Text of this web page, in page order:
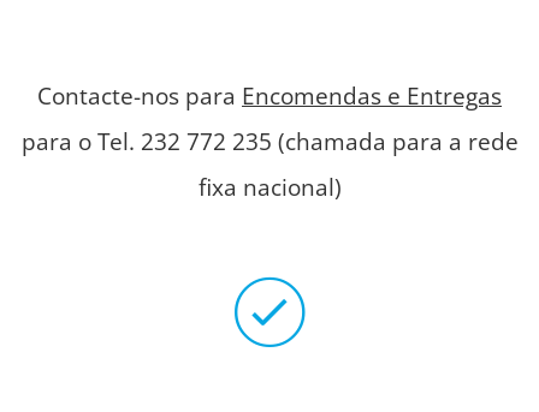
Contacte-nos para Encomendas e Entregas
para o Tel. 232 772 235 (chamada para a rede
fixa nacional)